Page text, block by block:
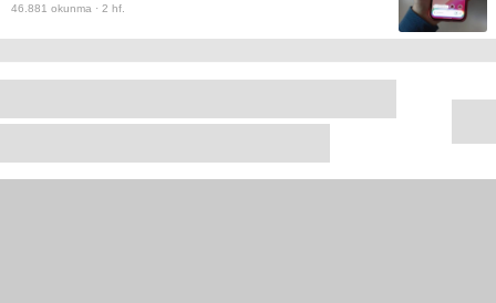
46.881 okunma · 2 hf.